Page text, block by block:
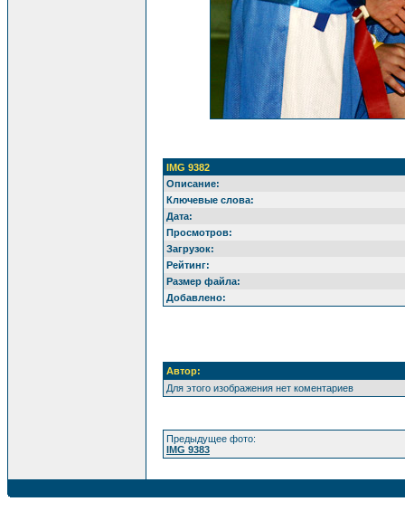
IMG 9382
Описание:
Ключевые слова:
Дата:
Просмотров:
Загрузок:
Рейтинг:
Размер файла:
Добавлено:
Автор:
Для этого изображения нет коментариев
Предыдущее фото:
IMG 9383